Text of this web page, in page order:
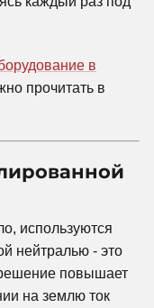
в
прочитать в
используются
нейтралью - это
повышает
на землю ток